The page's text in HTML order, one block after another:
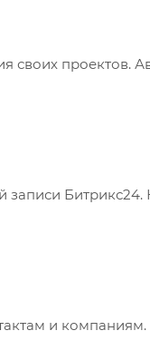
проектов.
записи Битрикс24.
и